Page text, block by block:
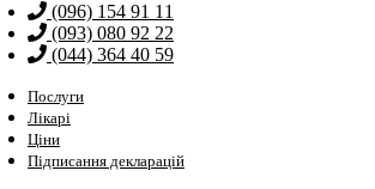
(096) 154 91 11
(093) 080 92 22
(044) 364 40 59
Послуги
Лікарі
Ціни
Підписання декларацій